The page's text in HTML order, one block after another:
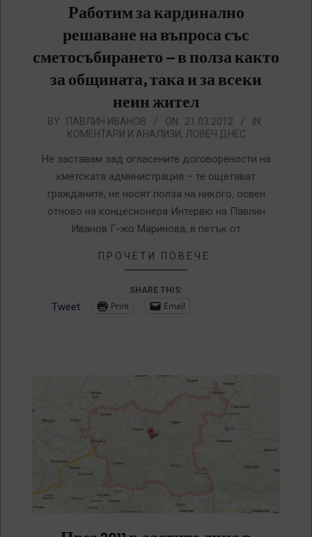
Работим за кардинално
решаване на въпроса със
сметосъбирането – в полза както
за общината, така и за всеки
неин жител
2012-
BY: ПАВЛИН ИВАНОВ ON: 21.03.2012
IN:
КОМЕНТАРИ И АНАЛИЗИ, ЛОВЕЧ ДНЕС
Не заставам зад огласените договорености на
кметската администрация – те ощетяват
гражданите, не носят полза на никого, освен
отново на концесионера Интервю на Павлин
Иванов Г-жо Маринова, в петък от
ПРОЧЕТИ ПОВЕЧЕ:
SHARE THIS:
Tweet Print Email